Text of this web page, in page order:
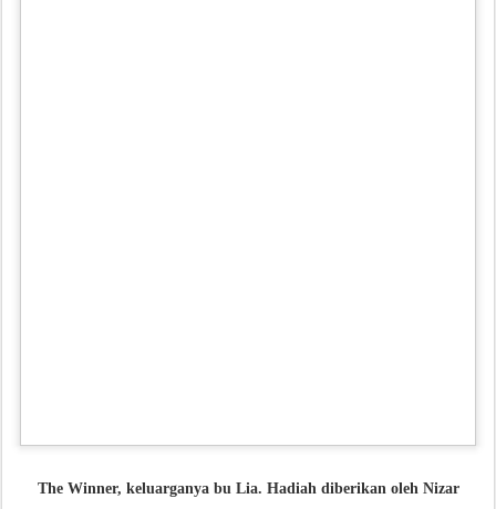
The Winner, keluarganya bu Lia. Hadiah diberikan oleh Nizar